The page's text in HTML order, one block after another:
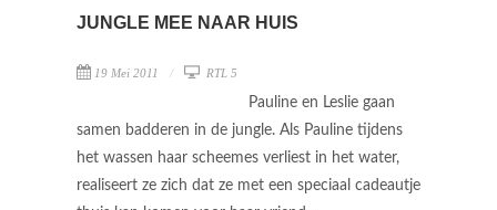
JUNGLE MEE NAAR HUIS
19 Mei 2011 RTL 5
Pauline en Leslie gaan
samen badderen in de jungle. Als Pauline tijdens
het wassen haar scheemes verliest in het water,
realiseert ze zich dat ze met een speciaal cadeautje